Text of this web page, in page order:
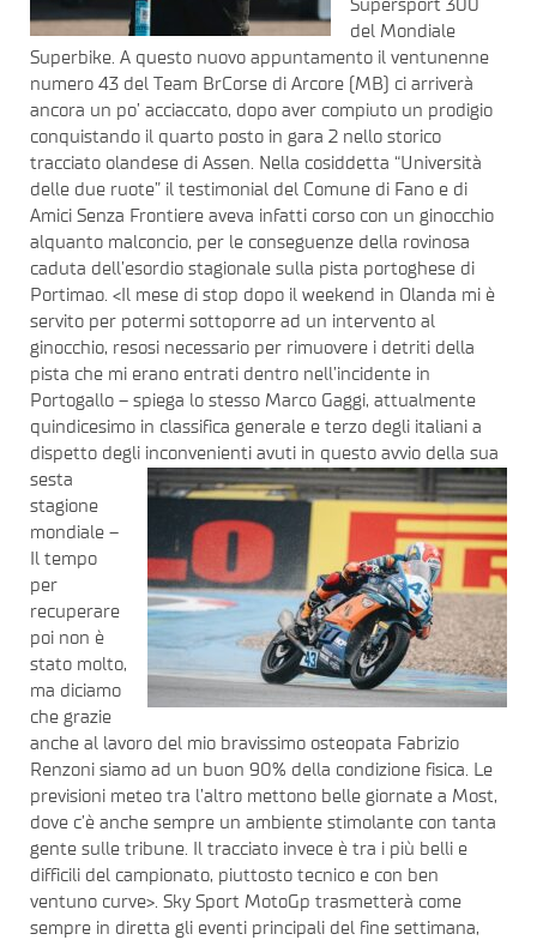
Supersport 300
del Mondiale
Superbike. A questo nuovo appuntamento il ventunenne
numero 43 del Team BrCorse di Arcore (MB) ci arriverà
ancora un po’ acciaccato, dopo aver compiuto un prodigio
conquistando il quarto posto in gara 2 nello storico
tracciato olandese di Assen. Nella cosiddetta “Università
delle due ruote” il testimonial del Comune di Fano e di
Amici Senza Frontiere aveva infatti corso con un ginocchio
alquanto malconcio, per le conseguenze della rovinosa
caduta dell’esordio stagionale sulla pista portoghese di
Portimao. <Il mese di stop dopo il weekend in Olanda mi è
servito per potermi sottoporre ad un intervento al
ginocchio, resosi necessario per rimuovere i detriti della
pista che mi erano entrati dentro nell’incidente in
Portogallo – spiega lo stesso Marco Gaggi, attualmente
quindicesimo in classifica generale e terzo degli italiani a
dispetto degli inconvenienti avuti in questo avvio della sua
sesta
stagione
mondiale –
Il tempo
per
recuperare
poi non è
stato molto,
ma diciamo
che grazie
anche al lavoro del mio bravissimo osteopata Fabrizio
Renzoni siamo ad un buon 90% della condizione fisica. Le
previsioni meteo tra l’altro mettono belle giornate a Most,
dove c’è anche sempre un ambiente stimolante con tanta
gente sulle tribune. Il tracciato invece è tra i più belli e
difficili del campionato, piuttosto tecnico e con ben
ventuno curve>. Sky Sport MotoGp trasmetterà come
sempre in diretta gli eventi principali del fine settimana,